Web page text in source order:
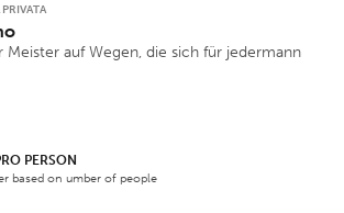
Meister auf Wegen, die sich für jedermann
PERSON
based on umber of people